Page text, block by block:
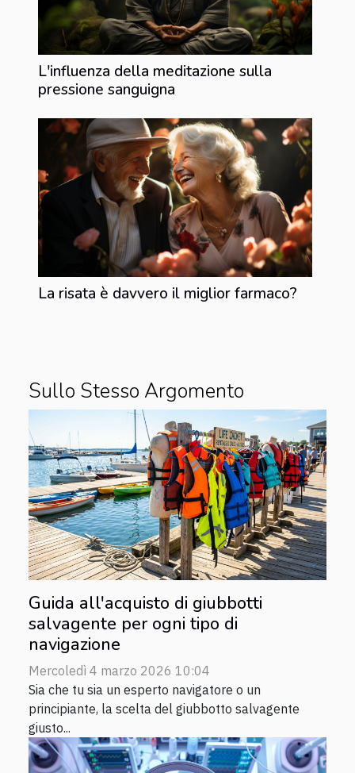
L'influenza della meditazione sulla
pressione sanguigna
La risata è davvero il miglior farmaco?
Sullo Stesso Argomento
Guida all'acquisto di giubbotti
salvagente per ogni tipo di
navigazione
Mercoledì 4 marzo 2026 10:04
Sia che tu sia un esperto navigatore o un
principiante, la scelta del giubbotto salvagente
giusto...